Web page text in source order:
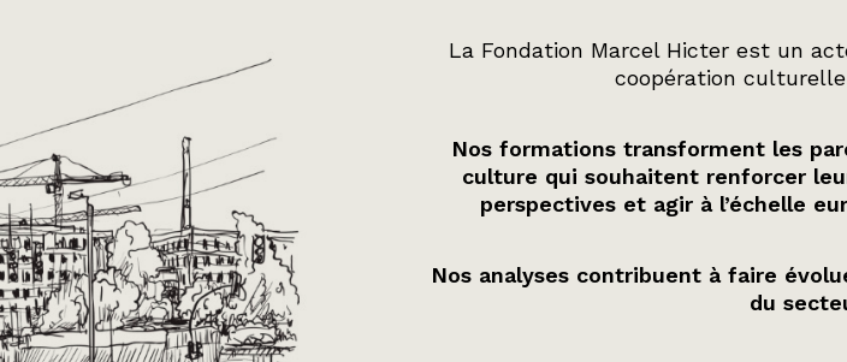
La Fondation Marcel Hicter est un
coopération
Nos formations transforment les
culture qui souhaitent renforcer
perspectives et agir à l’échelle
Nos analyses contribuent à faire
du